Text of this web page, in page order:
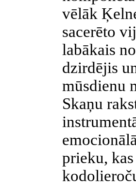
vēlāk
sacerēto
labākais
dzirdējis
mūsdienu
Skaņu
prieku,